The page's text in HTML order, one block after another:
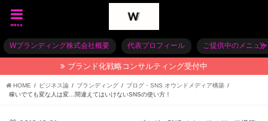
menu
Wブランディング株式会社概要 代表プロフィール ご提供中のメニュー
ブランド化戦略コンサルティング受付中
HOME ビジネス論 ブランディング
ブログ・SNS オウンドメディア構築
稼いでても変な人は変…間違えてはいけないSNSの使い方！